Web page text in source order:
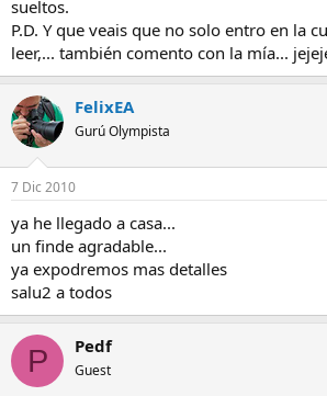
sueltos.
P.D. Y que veais que no solo entro en la
leer,... también comento con la mía...
FelixEA
Gurú Olympista
7 Dic 2010
ya he llegado a casa...
un finde agradable...
ya expodremos mas detalles
salu2 a todos
P Pedf
Guest